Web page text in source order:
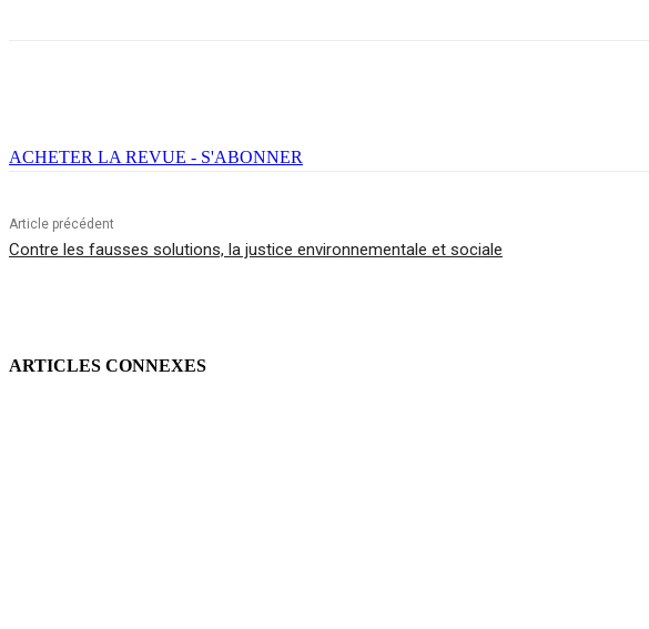
ACHETER LA REVUE - S'ABONNER
Article précédent
Contre les fausses solutions, la justice environnementale et sociale
ARTICLES CONNEXES